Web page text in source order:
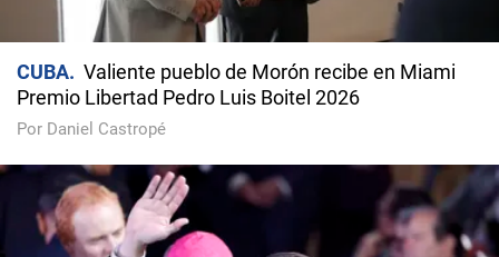
CUBA
Valiente pueblo de Morón recibe en Miami
Premio Libertad Pedro Luis Boitel 2026
Por Daniel Castropé